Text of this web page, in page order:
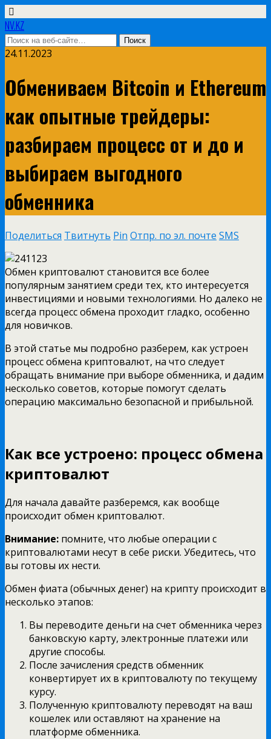
NV.KZ
24.11.2023
Обмениваем Bitcoin и Ethereum
как опытные трейдеры:
разбираем процесс от и до и
выбираем выгодного
обменника
Поделиться Твитнуть Pin Отпр. по эл. почте SMS
Обмен криптовалют становится все более
популярным занятием среди тех, кто интересуется
инвестициями и новыми технологиями. Но далеко не
всегда процесс обмена проходит гладко, особенно
для новичков.
В этой статье мы подробно разберем, как устроен
процесс обмена криптовалют, на что следует
обращать внимание при выборе обменника, и дадим
несколько советов, которые помогут сделать
операцию максимально безопасной и прибыльной.
Как все устроено: процесс обмена
криптовалют
Для начала давайте разберемся, как вообще
происходит обмен криптовалют.
Внимание: помните, что любые операции с
криптовалютами несут в себе риски. Убедитесь, что
вы готовы их нести.
Обмен фиата (обычных денег) на крипту происходит в
несколько этапов:
Вы переводите деньги на счет обменника через
банковскую карту, электронные платежи или
другие способы.
После зачисления средств обменник
конвертирует их в криптовалюту по текущему
курсу.
Полученную криптовалюту переводят на ваш
кошелек или оставляют на хранение на
платформе обменника.